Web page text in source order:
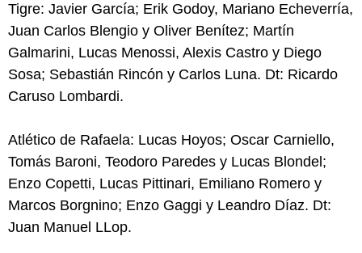
Tigre: Javier García; Erik Godoy, Mariano Echeverría,
Juan Carlos Blengio y Oliver Benítez; Martín
Galmarini, Lucas Menossi, Alexis Castro y Diego
Sosa; Sebastián Rincón y Carlos Luna. Dt: Ricardo
Caruso Lombardi.
Atlético de Rafaela: Lucas Hoyos; Oscar Carniello,
Tomás Baroni, Teodoro Paredes y Lucas Blondel;
Enzo Copetti, Lucas Pittinari, Emiliano Romero y
Marcos Borgnino; Enzo Gaggi y Leandro Díaz. Dt:
Juan Manuel LLop.